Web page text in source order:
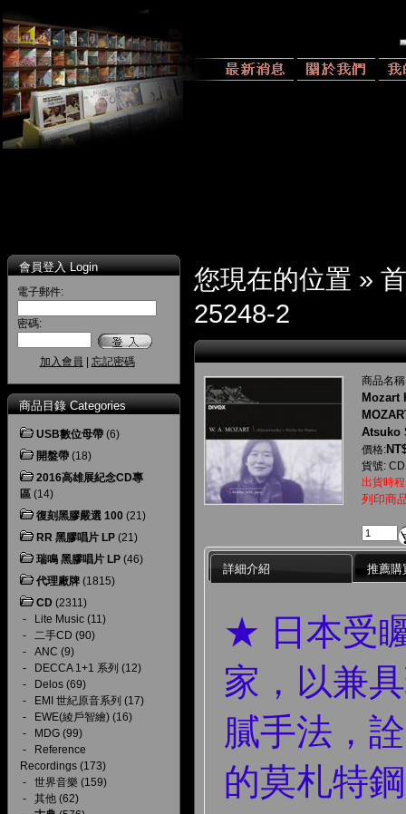
會員登入 Login
電子郵件:
密碼:
加入會員 忘記密碼
商品目錄 Categories
USB數位母帶 (6)
開盤帶 (18)
2016高雄展紀念CD專
區 (14)
復刻黑膠嚴選 100 (21)
RR 黑膠唱片 LP (21)
瑞鳴 黑膠唱片 LP (46)
代理廠牌 (1815)
CD (2311)
-
Lite Music (11)
- 二手CD (90)
- ANC (9)
-
DECCA 1+1 系列 (12)
-
Delos (69)
-
EMI 世紀原音系列 (17)
-
EWE(綾戶智繪) (16)
-
MDG (99)
-
Reference
Recordings (173)
- 世界音樂 (159)
- 其他 (62)
您現在的位置 »
25248-2
商品名
Mozart
Atsuko
價格:
貨號:
出貨時
列印商
詳細介紹 推薦購
★ 日本受
家，以兼
膩手法，
的莫札特